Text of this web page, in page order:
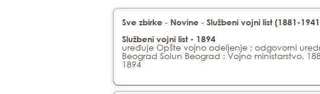
Sve zbirke - Novine - Službeni vojni list (1881-
Službeni vojni list - 1894
uređuje Opšte vojno odeljenje ; odgovorni
Beograd Solun Beograd : Vojno ministarstvo,
1894